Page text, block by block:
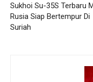
Sukhoi Su-35S Terbaru
Rusia Siap Bertempur Di
Suriah